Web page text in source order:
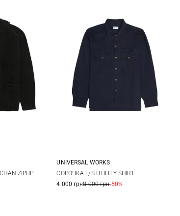
XL
ZIPUP
M L XL
UNIVERSAL WORKS
СОРОЧКА L/S UTILITY SHIRT
4 000 грн8 000 грн-50%